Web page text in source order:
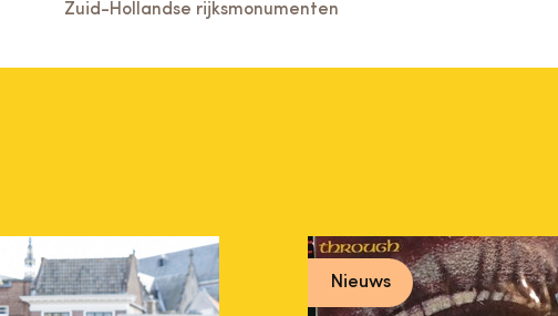
Zuid-Hollandse rijksmonumenten
Nieuws